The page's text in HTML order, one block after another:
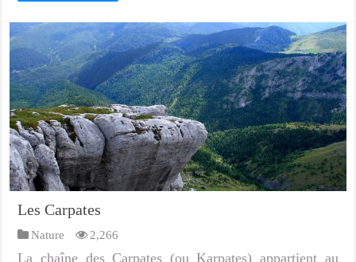
Les Carpates
Nature 2,266
La chaîne des Carpates (ou Karpates) appartient au